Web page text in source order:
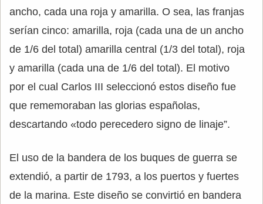
ancho, cada una roja y amarilla. O sea, las franjas
serían cinco: amarilla, roja (cada una de un ancho
de 1/6 del total) amarilla central (1/3 del total), roja
y amarilla (cada una de 1/6 del total). El motivo
por el cual Carlos III seleccionó estos diseño fue
que rememoraban las glorias españolas,
descartando «todo perecedero signo de linaje”.
El uso de la bandera de los buques de guerra se
extendió, a partir de 1793, a los puertos y fuertes
de la marina. Este diseño se convirtió en bandera